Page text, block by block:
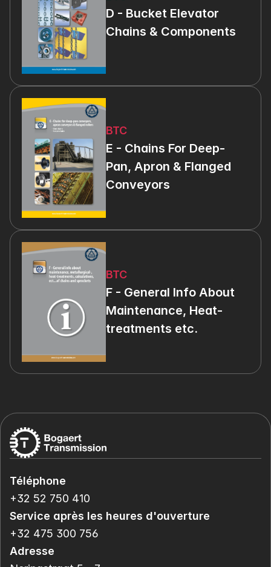
D - Bucket Elevator
Chains & Components
BTC
E - Chains For Deep-
Pan, Apron & Flanged
Conveyors
BTC
F - General Info About
Maintenance, Heat-
treatments etc.
Téléphone
+32 52 750 410
Service après les heures d'ouverture
+32 475 300 756
Adresse